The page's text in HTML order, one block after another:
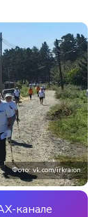
Фото: vk.com/irkraion
канале